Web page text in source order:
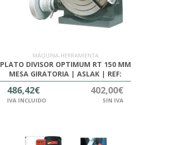
MÁQUINA-HERRAMIENTA
PLATO DIVISOR OPTIMUM RT 150 MM
MESA GIRATORIA | ASLAK | REF:
3356150
486,42€
IVA INCLUIDO
402,00€
SIN IVA